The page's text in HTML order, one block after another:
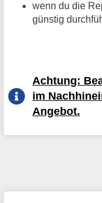
wenn du die
günstig
Achtung:
im
Angebot.